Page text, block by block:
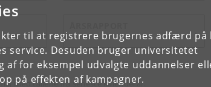
til at registrere brugernes adfærd på
service. Desuden bruger universitetet
for eksempel udvalgte uddannelser
på effekten af kampagner.
med tallene fra seneste kalenderår.